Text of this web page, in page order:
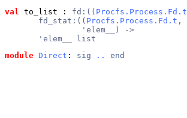
val
to_list : fd:(( Procfs.Process.Fd.t
       fd_stat:((
Procfs.Process.Fd.t ,
                'elem__) ->
       'elem__ list
module Direct : sig .. end